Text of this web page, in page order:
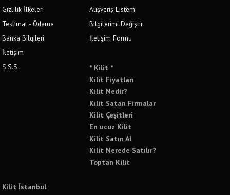
Gizlilik İlkeleri
Teslimat - Ödeme
Banka Bilgileri
İletişim
S.S.S.
Alışveriş Listem
Bilgilerimi Değiştir
İletişim Formu
* Kilit *
Kilit Fiyatları
Kilit Nedir?
Kilit Satan Firmalar
Kilit Çeşitleri
En ucuz Kilit
Kilit Satın Al
Kilit Nerede Satılır?
Toptan Kilit
Kilit İstanbul